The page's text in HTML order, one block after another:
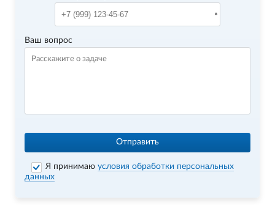
Ваш вопрос
Отправить
Я принимаюусловия обработки персональных
данных